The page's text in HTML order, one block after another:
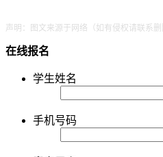
声明：图文来源于网络（如有侵权请联系
在线报名
学生姓名
手机号码